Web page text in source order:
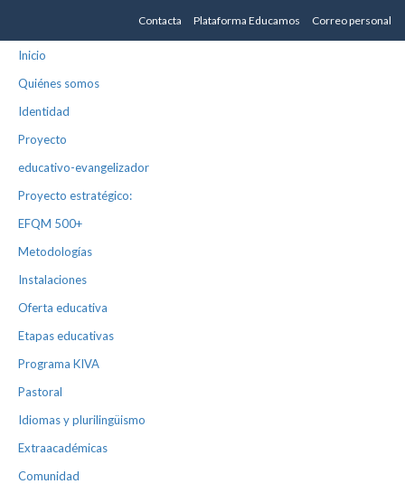
Contacta Plataforma Educamos Correo personal
Inicio
Quiénes somos
Identidad
Proyecto
educativo-evangelizador
Proyecto estratégico:
EFQM 500+
Metodologías
Instalaciones
Oferta educativa
Etapas educativas
Programa KIVA
Pastoral
Idiomas y plurilingüismo
Extraacadémicas
Comunidad